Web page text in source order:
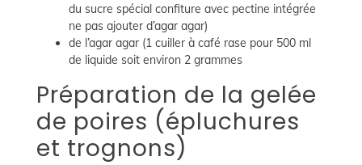
du sucre spécial confiture avec pectine intégrée
ne pas ajouter d’agar agar)
de l’agar agar (1 cuiller à café rase pour 500 ml
de liquide soit environ 2 grammes
Préparation de la gelée
de poires (épluchures
et trognons)